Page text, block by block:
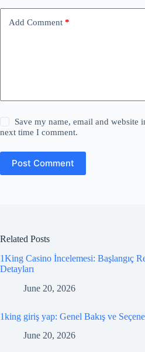
Add Comment *
Save my name, email and website
next time I comment.
Post Comment
Related Posts
1King Casino İncelemesi: Başlangıç
Detayları
June 20, 2026
1king giriş yap: Genel Bakış ve
June 20, 2026